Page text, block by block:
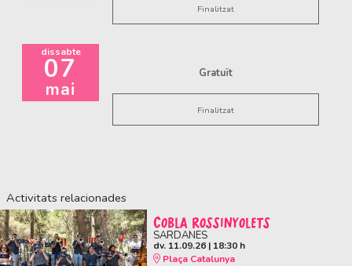
Finalitzat
dissabte
07
mai
Gratuït
Finalitzat
Activitats relacionades
COBLA ROSSINYOLETS
SARDANES
dv. 11.09.26| 18:30 h
Plaça Catalunya